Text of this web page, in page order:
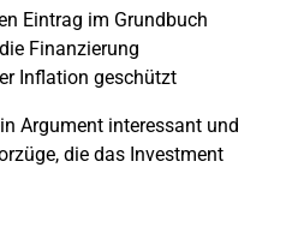
Eintrag im Grundbuch
Finanzierung
Inflation geschützt
Argument interessant und
die das Investment